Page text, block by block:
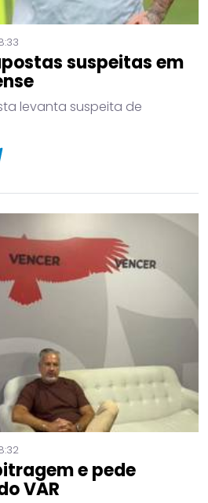
suspeitas em
levanta suspeita de
e pede
VAR